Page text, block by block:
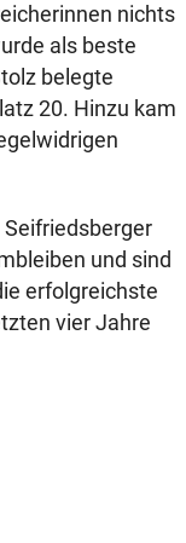
nichts
als beste
belegte
20. Hinzu kam
und sind
erfolgreichste
vier Jahre